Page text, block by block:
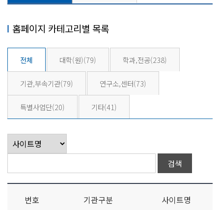
홈페이지 카테고리별 목록
전체 대학(원)(79) 학과,전공(238)
기관,부속기관(79) 연구소,센터(73)
특별사업단(20) 기타(41)
번호 기관구분 사이트명